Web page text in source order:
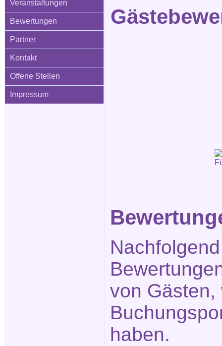
Veranstaltungen
Bewertungen
Partner
Kontakt
Offene Stellen
Impressum
von
haben.